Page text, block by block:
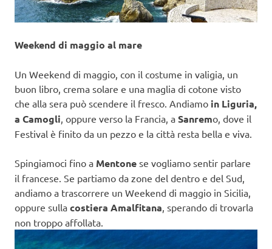
Weekend di maggio al mare
Un Weekend di maggio, con il costume in valigia, un
buon libro, crema solare e una maglia di cotone visto
che alla sera può scendere il fresco. Andiamo in Liguria,
a Camogli , oppure verso la Francia, a Sanremo, dove il
Festival è finito da un pezzo e la città resta bella e viva.
Spingiamoci fino a Mentone se vogliamo sentir parlare
il francese. Se partiamo da zone del dentro e del Sud,
andiamo a trascorrere un Weekend di maggio in Sicilia,
oppure sulla costiera Amalfitana , sperando di trovarla
non troppo affollata.